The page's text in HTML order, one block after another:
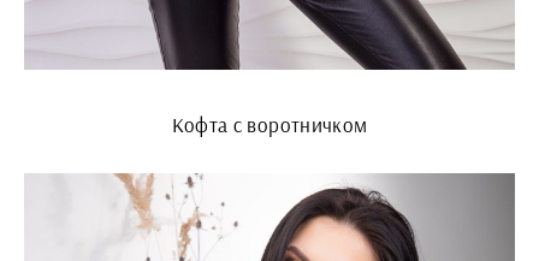
Кофта с воротничком